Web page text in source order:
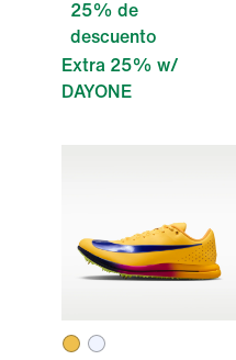
25% de
descuento
Extra 25% w/
DAYONE